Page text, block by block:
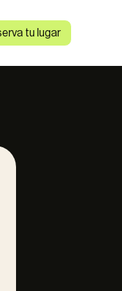
tu lugar